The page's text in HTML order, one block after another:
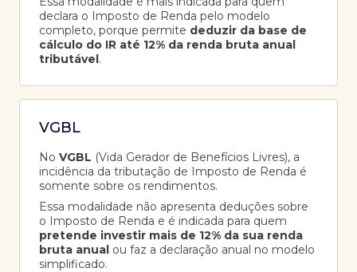
declara o Imposto de Renda pelo modelo
completo, porque permite deduzir da base de
cálculo do IR até 12% da renda bruta anual
tributável.
VGBL
No VGBL (Vida Gerador de Benefícios Livres), a
incidência da tributação de Imposto de Renda é
somente sobre os rendimentos.
Essa modalidade não apresenta deduções sobre
o Imposto de Renda e é indicada para quem
pretende investir mais de 12% da sua renda
bruta anual ou faz a declaração anual no modelo
simplificado.